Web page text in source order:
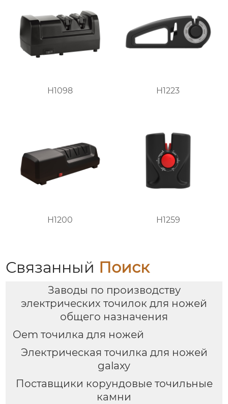
H1098 H1223
H1200 H1259
Связанный Поиск
Заводы по производству
электрических точилок для ножей
общего назначения
Oem точилка для ножей
Электрическая точилка для ножей
galaxy
Поставщики корундовые точильные
камни